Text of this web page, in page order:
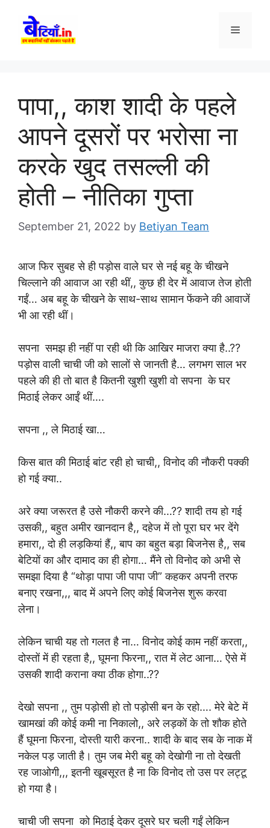
content
Menu
पापा,, काश शादी के पहले
आपने दूसरों पर भरोसा ना
करके खुद तसल्ली की
होती – नीतिका गुप्ता
September 21, 2022 by Betiyan Team
आज फिर सुबह से ही पड़ोस वाले घर से नई बहू के चीखने
चिल्लाने की आवाज आ रही थीं,, कुछ ही देर में आवाज तेज होती
गईं… अब बहू के चीखने के साथ-साथ सामान फेंकने की आवाजें
भी आ रही थीं।
सपना समझ ही नहीं पा रही थी कि आखिर माजरा क्या है..??
पड़ोस वाली चाची जी को सालों से जानती है… लगभग साल भर
पहले की ही तो बात है कितनी खुशी खुशी वो सपना के घर
मिठाई लेकर आईं थीं….
सपना ,, ले मिठाई खा…
किस बात की मिठाई बांट रही हो चाची,, विनोद की नौकरी पक्की
हो गई क्या..
अरे क्या जरूरत है उसे नौकरी करने की…?? शादी तय हो गई
उसकी,, बहुत अमीर खानदान है,, दहेज में तो पूरा घर भर देंगे
हमारा,, दो ही लड़कियां हैं,, बाप का बहुत बड़ा बिजनेस है,, सब
बेटियों का और दामाद का ही होगा… मैंने तो विनोद को अभी से
समझा दिया है “थोड़ा पापा जी पापा जी” कहकर अपनी तरफ
बनाए रखना,,, बाद में अपने लिए कोई बिजनेस शुरू करवा
लेना।
लेकिन चाची यह तो गलत है ना… विनोद कोई काम नहीं करता,,
दोस्तों में ही रहता है,, घूमना फिरना,, रात में लेट आना… ऐसे में
उसकी शादी कराना क्या ठीक होगा..??
देखो सपना ,, तुम पड़ोसी हो तो पड़ोसी बन के रहो…. मेरे बेटे में
खामखां की कोई कमी ना निकालो,, अरे लड़कों के तो शौक होते
हैं घूमना फिरना, दोस्ती यारी करना.. शादी के बाद सब के नाक में
नकेल पड़ जाती है। तुम जब मेरी बहू को देखोगी ना तो देखती
रह जाओगी,,, इतनी खूबसूरत है ना कि विनोद तो उस पर लट्टू
हो गया है।
चाची जी सपना को मिठाई देकर दूसरे घर चली गईं लेकिन